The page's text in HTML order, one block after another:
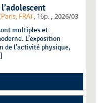
FRA) , 16p. 2026/03
multiples et
L’exposition
de l’activité physique,